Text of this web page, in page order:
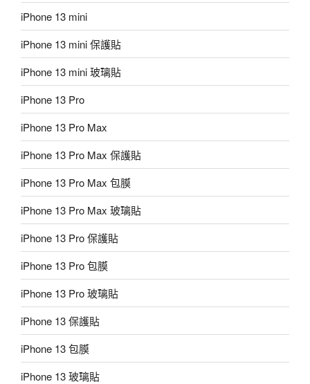
iPhone 13 mini
iPhone 13 mini 保護貼
iPhone 13 mini 玻璃貼
iPhone 13 Pro
iPhone 13 Pro Max
iPhone 13 Pro Max 保護貼
iPhone 13 Pro Max 包膜
iPhone 13 Pro Max 玻璃貼
iPhone 13 Pro 保護貼
iPhone 13 Pro 包膜
iPhone 13 Pro 玻璃貼
iPhone 13 保護貼
iPhone 13 包膜
iPhone 13 玻璃貼